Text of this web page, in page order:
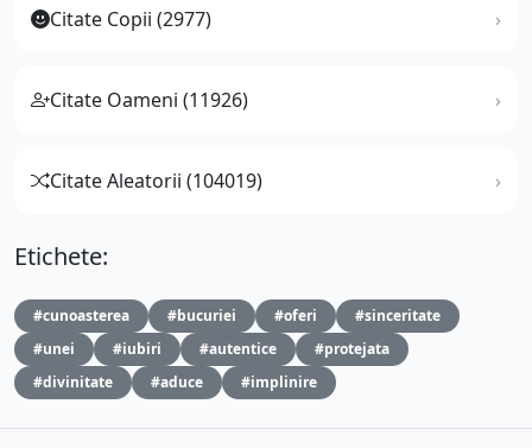
Citate Copii (2977)
Citate Oameni (11926)
Citate Aleatorii (104019)
Etichete:
#cunoasterea #bucuriei #oferi
#sinceritate
#unei
#iubiri #autentice
#protejata
#divinitate
#aduce #implinire